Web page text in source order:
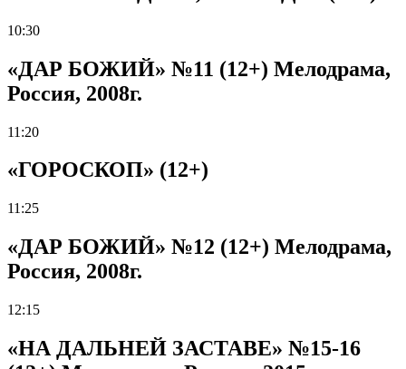
10:30
«ДАР БОЖИЙ» №11 (12+) Мелодрама,
Россия, 2008г.
11:20
«ГОРОСКОП» (12+)
11:25
«ДАР БОЖИЙ» №12 (12+) Мелодрама,
Россия, 2008г.
12:15
«НА ДАЛЬНЕЙ ЗАСТАВЕ» №15-16